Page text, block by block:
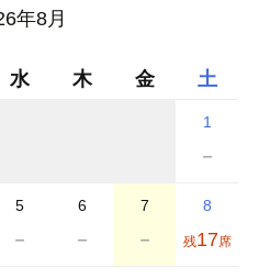
年8月
水 木 金 土
1
－
5
－
6
－
7
－
8
17